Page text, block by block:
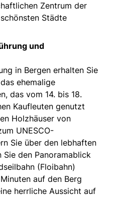
Zentrum der
Städte
und
in Bergen erhalten Sie
ehemalige
das vom 14. bis 18.
Kaufleuten genutzt
Holzhäuser von
UNESCO-
Sie über den lebhaften
Sie den Panoramablick
(Floibahn)
auf den Berg
herrliche Aussicht auf